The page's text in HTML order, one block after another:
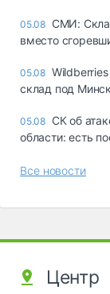
05.08 СМИ:
вместо
05.08
склад под
05.08 СК об
области: есть
Все новости
Центр